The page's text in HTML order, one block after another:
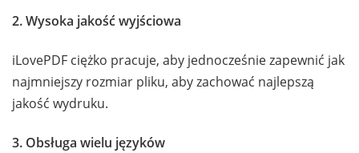
2. Wysoka jakość wyjściowa
iLovePDF ciężko pracuje, aby jednocześnie zapewnić jak
najmniejszy rozmiar pliku, aby zachować najlepszą
jakość wydruku.
3. Obsługa wielu języków